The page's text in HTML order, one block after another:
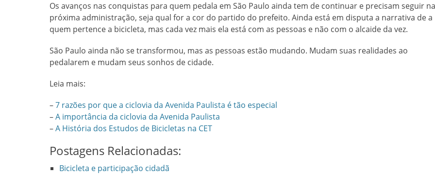
Os avanços nas conquistas para quem pedala em São Paulo ainda tem de continuar e precisam seguir na
próxima administração, seja qual for a cor do partido do prefeito. Ainda está em disputa a narrativa de a
quem pertence a bicicleta, mas cada vez mais ela está com as pessoas e não com o alcaide da vez.
São Paulo ainda não se transformou, mas as pessoas estão mudando. Mudam suas realidades ao
pedalarem e mudam seus sonhos de cidade.
Leia mais:
–7 razões por que a ciclovia da Avenida Paulista é tão especial
–A importância da ciclovia da Avenida Paulista
–A História dos Estudos de Bicicletas na CET
Postagens Relacionadas:
Bicicleta e participação cidadã